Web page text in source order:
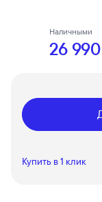
Наличными
26
Купить в 1 клик